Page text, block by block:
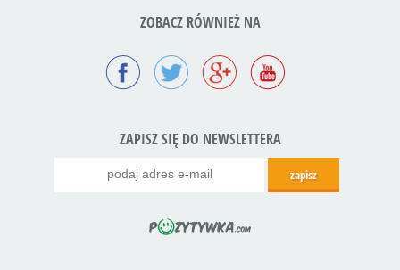
ZOBACZ RÓWNIEŻ NA
ZAPISZ SIĘ DO NEWSLETTERA